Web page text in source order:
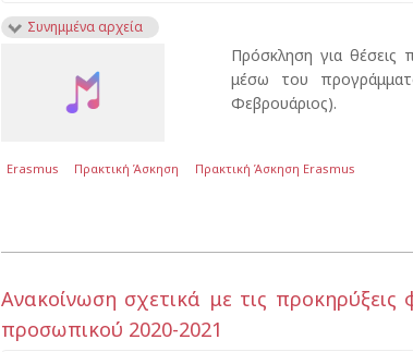
Συνημμένα αρχεία
Πρόσκληση για θέσεις
μέσω του
Φεβρουάριος).
Erasmus Πρακτική Άσκηση Πρακτική Άσκηση Erasmus
Ανακοίνωση σχετικά με τις προκηρύξεις
προσωπικού 2020-2021